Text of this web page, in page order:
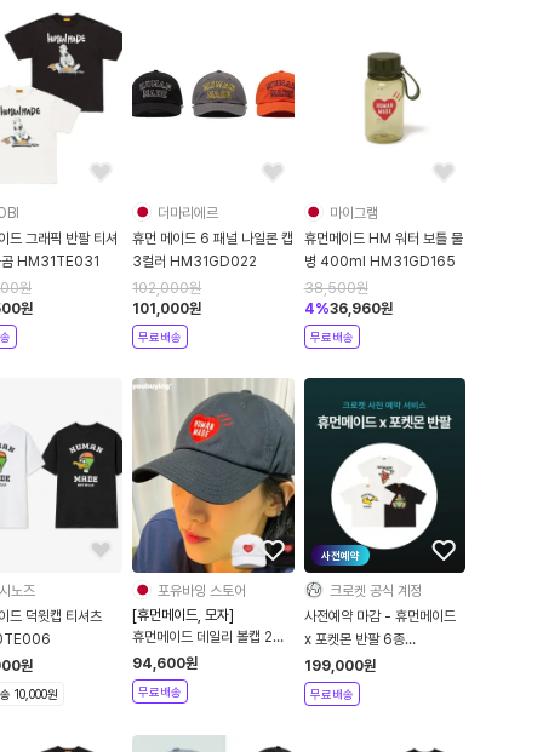
드 그래픽 반팔 티셔
곰 HM31TE031
원
원
더마리에르
휴먼 메이드 6 패널 나일론 캡
3컬러 HM31GD022
102,000원
101,000원
무료배송
마이그램
휴먼메이드 HM 워터 보틀 물
병 400ml HM31GD165
38,500원
4%36,960원
무료배송
노즈
드 덕윗캡 티셔츠
원
10,000원
포유바잉 스토어
[휴먼메이드, 모자]
휴먼메이드 데일리 볼캡 2컬
러
94,600원
무료배송
사전예약
크로켓 공식 계정
사전예약 마감 - 휴먼메이드
x 포켓몬 반팔 6종
XX31TE020 XX31TE021
XX31TE022
199,000원
무료배송